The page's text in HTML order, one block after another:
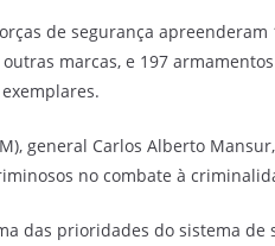
de segurança apreenderam
marcas, e 197
general Carlos Alberto
no combate à
das prioridades do sistema de